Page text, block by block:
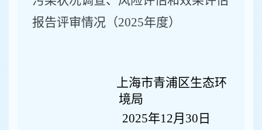
报告评审情况（2025年度）
上海市青浦区生态环
境局
2025年12月30日